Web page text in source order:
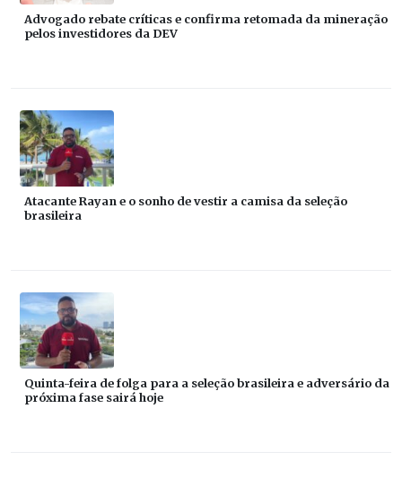
Advogado rebate críticas e confirma retomada da mineração
pelos investidores da DEV
Atacante Rayan e o sonho de vestir a camisa da seleção
brasileira
Quinta-feira de folga para a seleção brasileira e adversário da
próxima fase sairá hoje